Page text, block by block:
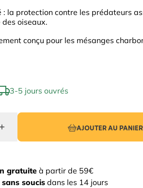
: la protection contre les prédateurs
des oiseaux.
conçu pour les mésanges
3-5 jours ouvrés
AJOUTER AU PANIER
gratuiteà partir de 59€
soucis dans les 14 jours